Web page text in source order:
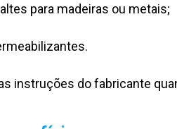
para madeiras ou metais;
instruções do fabricante